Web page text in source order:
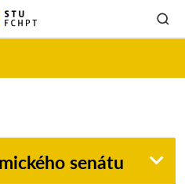
senátu